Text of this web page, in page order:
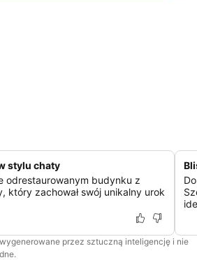
stylu chaty
odrestaurowanym budynku z
który zachował swój unikalny urok
przez sztuczną inteligencję i nie